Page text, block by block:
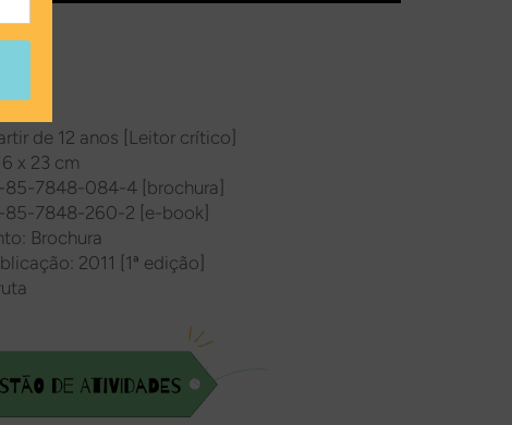
de 12 anos [Leitor crítico]
x 23 cm
85-7848-084-4 [brochura]
85-7848-260-2 [e-book]
Brochura
2011 [1ª edição]